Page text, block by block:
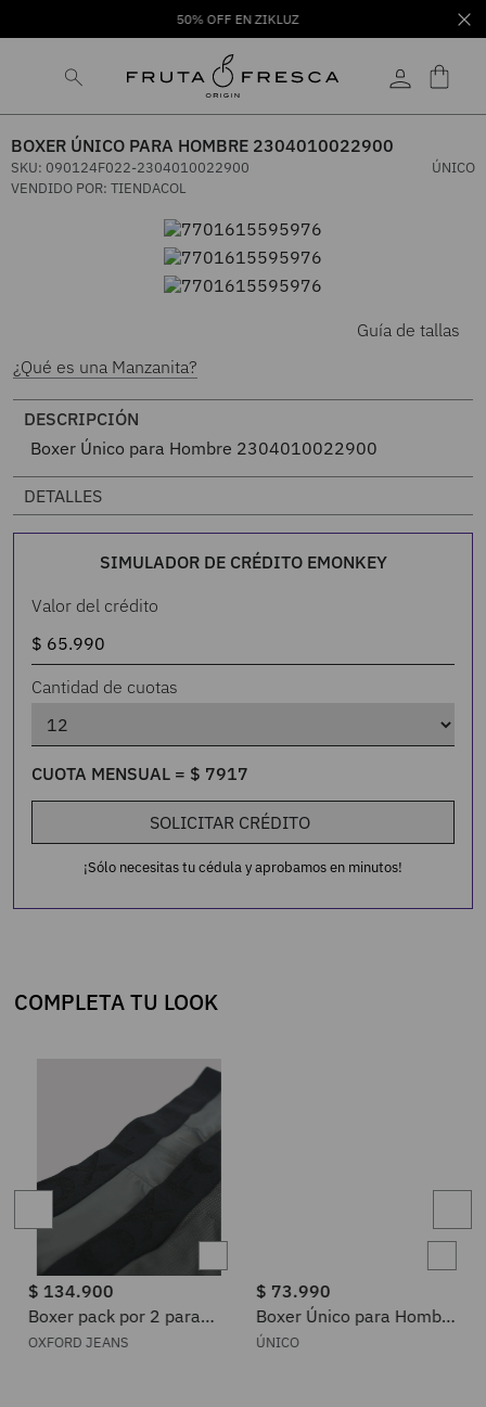
50% OFF EN ZIKLUZ
BOXER ÚNICO PARA HOMBRE 2304010022900
SKU: 090124F022-2304010022900
ÚNICO
VENDIDO POR: TIENDACOL
Guía de tallas
¿Qué es una Manzanita?
DESCRIPCIÓN
Boxer Único para Hombre 2304010022900
DETALLES
SIMULADOR DE CRÉDITO EMONKEY
Valor del crédito
Cantidad de cuotas
CUOTA MENSUAL = $ 7917
SOLICITAR CRÉDITO
¡Sólo necesitas tu cédula y aprobamos en minutos!
COMPLETA TU LOOK
$ 134.900
Boxer pack por 2 para
hombre
OXFORD JEANS
$ 73.990
Boxer Único para Hombre
260401002184343
ÚNICO